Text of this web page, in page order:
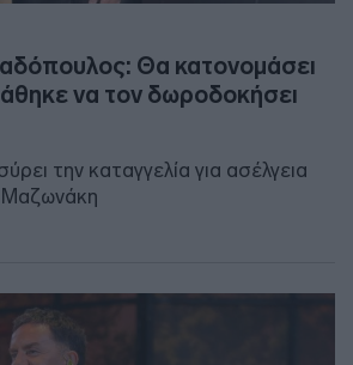
Θα κατονομάσει
να τον δωροδοκήσει
την καταγγελία για ασέλγεια
Μαζωνάκη